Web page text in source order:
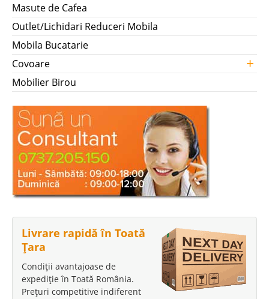
Masute de Cafea
Outlet/Lichidari Reduceri Mobila
Mobila Bucatarie
Covoare
+
Mobilier Birou
Livrare rapidă în Toată
Țara
Condiții avantajoase de
expediție în Toată România.
Prețuri competitive indiferent